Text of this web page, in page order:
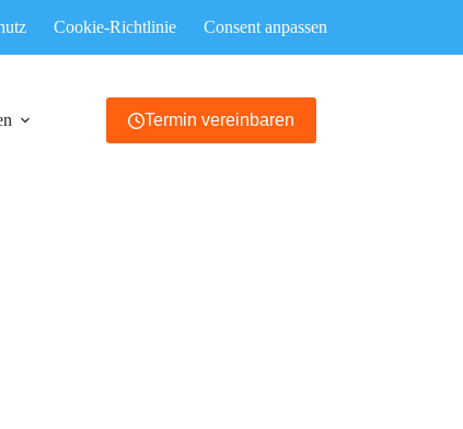
Cookie-Richtlinie Consent anpassen
Termin vereinbaren